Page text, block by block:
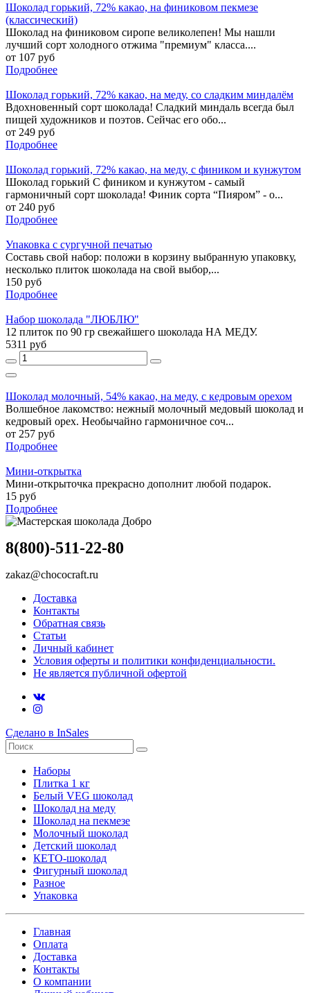
Шоколад горький, 72% какао, на финиковом пекмезе
(классический)
Шоколад на финиковом сиропе великолепен! Мы нашли
лучший сорт холодного отжима "премиум" класса....
от 107 руб
Подробнее
Шоколад горький, 72% какао, на меду, со сладким миндалём
Вдохновенный сорт шоколада! Сладкий миндаль всегда был
пищей художников и поэтов. Сейчас его обо...
от 249 руб
Подробнее
Шоколад горький, 72% какао, на меду, с фиником и кунжутом
Шоколад горький С фиником и кунжутом - самый
гармоничный сорт шоколада! Финик сорта “Пияром” - о...
от 240 руб
Подробнее
Упаковка с сургучной печатью
Составь свой набор: положи в корзину выбранную упаковку,
несколько плиток шоколада на свой выбор,...
150 руб
Подробнее
Набор шоколада "ЛЮБЛЮ"
12 плиток по 90 гр свежайшего шоколада НА МЕДУ.
5311 руб
Шоколад молочный, 54% какао, на меду, с кедровым орехом
Волшебное лакомство: нежный молочный медовый шоколад и
кедровый орех. Необычайно гармоничное соч...
от 257 руб
Подробнее
Мини-открытка
Мини-открыточка прекрасно дополнит любой подарок.
15 руб
Подробнее
8(800)-511-22-80
zakaz@chococraft.ru
Доставка
Контакты
Обратная связь
Статьи
Личный кабинет
Условия оферты и политики конфиденциальности.
Не является публичной офертой
Сделано в InSales
Наборы
Плитка 1 кг
Белый VEG шоколад
Шоколад на меду
Шоколад на пекмезе
Молочный шоколад
Детский шоколад
КЕТО-шоколад
Фигурный шоколад
Разное
Упаковка
Главная
Оплата
Доставка
Контакты
О компании